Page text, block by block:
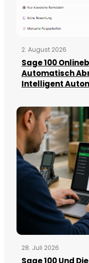
2. August 2026
Sage 100
Automatisch
Intelligent
28. Juli 2026
Sage 100 Und